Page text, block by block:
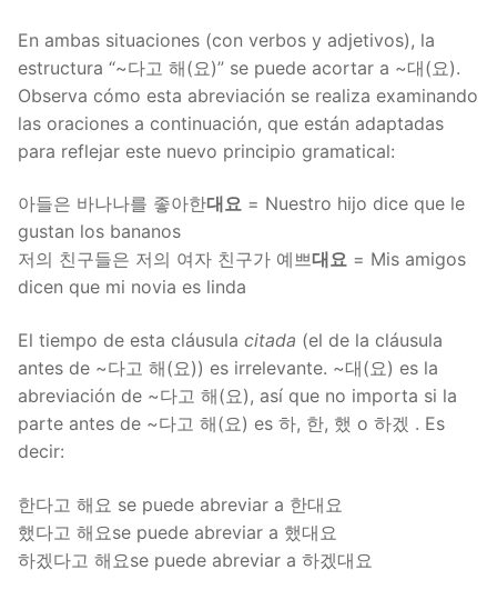
En ambas situaciones (con verbos y adjetivos), la
estructura “~다고 해(요)” se puede acortar a ~대(요).
Observa cómo esta abreviación se realiza examinando
las oraciones a continuación, que están adaptadas
para reflejar este nuevo principio gramatical:
아들은 바나나를 좋아한대요 = Nuestro hijo dice que le
gustan los bananos
저의 친구들은 저의 여자 친구가 예쁘대요 = Mis amigos
dicen que mi novia es linda
El tiempo de esta cláusula citada (el de la cláusula
antes de ~다고 해(요)) es irrelevante. ~대(요) es la
abreviación de ~다고 해(요), así que no importa si la
parte antes de ~다고 해(요) es 하, 한, 했 o 하겠 . Es
decir:
한다고 해요 se puede abreviar a 한대요
했다고 해요se puede abreviar a 했대요
하겠다고 해요se puede abreviar a 하겠대요